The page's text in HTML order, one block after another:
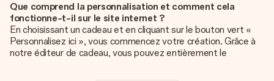
Que comprend la personnalisation et comment cela
fonctionne-t-il sur le site internet ?
En choisissant un cadeau et en cliquant sur le bouton vert «
Personnalisez ici », vous commencez votre création. Grâce à
notre éditeur de cadeau, vous pouvez entièrement le